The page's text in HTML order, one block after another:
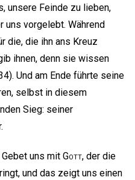
unsere Feinde zu lieben,
uns vorgelebt. Während
die, die ihn ans Kreuz
ihnen, denn sie wissen
Und am Ende führte seine
selbst in diesem
Sieg: seiner
uns mit Gott, der die
und das zeigt uns einen